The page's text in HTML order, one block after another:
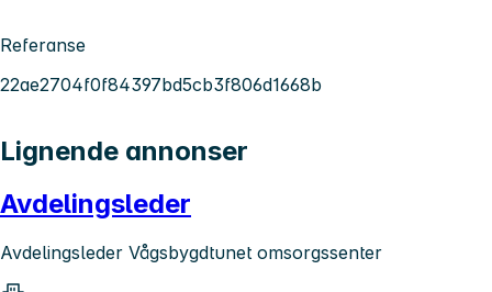
Referanse
22ae2704f0f84397bd5cb3f806d1668b
Lignende annonser
Avdelingsleder
Avdelingsleder Vågsbygdtunet omsorgssenter